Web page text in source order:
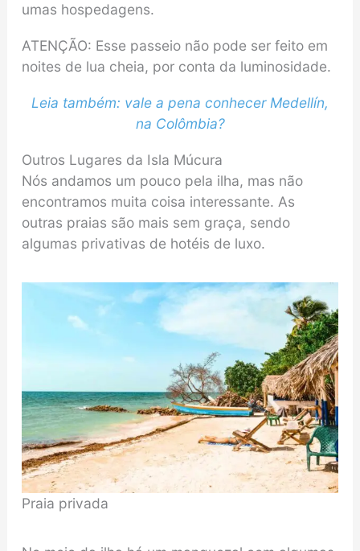
umas hospedagens.
ATENÇÃO: Esse passeio não pode ser feito em
noites de lua cheia, por conta da luminosidade.
Leia também: vale a pena conhecer Medellín,
na Colômbia?
Outros Lugares da Isla Múcura
Nós andamos um pouco pela ilha, mas não
encontramos muita coisa interessante. As
outras praias são mais sem graça, sendo
algumas privativas de hotéis de luxo.
Praia privada